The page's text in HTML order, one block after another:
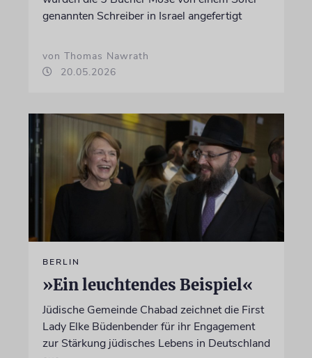
genannten Schreiber in Israel angefertigt
von Thomas Nawrath
20.05.2026
BERLIN
»Ein leuchtendes Beispiel«
Jüdische Gemeinde Chabad zeichnet die First
Lady Elke Büdenbender für ihr Engagement
zur Stärkung jüdisches Lebens in Deutschland